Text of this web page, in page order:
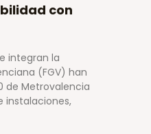
con
integran la
(FGV) han
de Metrovalencia
instalaciones,